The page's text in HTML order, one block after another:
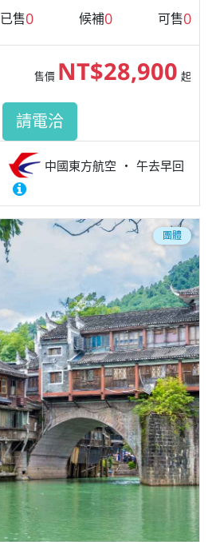
已售0 候補0 可售0
中國東方航空 午去早回
售價 NT$28,900 起
請電洽
團體